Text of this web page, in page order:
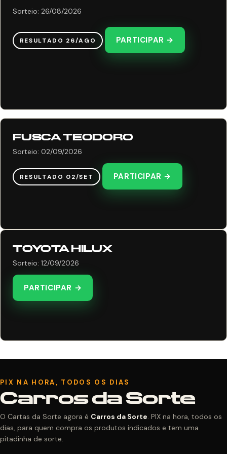
Sorteio: 26/08/2026
RESULTADO 26/AGO PARTICIPAR →
FUSCA TEODORO
Sorteio: 02/09/2026
RESULTADO 02/SET PARTICIPAR →
TOYOTA HILUX
Sorteio: 12/09/2026
PARTICIPAR →
PIX NA HORA, TODOS OS DIAS
Carros da Sorte
O Cartas da Sorte agora é Carros da Sorte. PIX na hora, todos os
dias, para quem compra os produtos indicados e tem uma
pitadinha de sorte.